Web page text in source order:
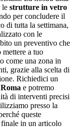
le strutture in vetro
per concludere il
di tutta la settimana,
con le
un preventivo che
a tuo
come una zona in
grazie alla scelta di
Richiedici un
e potremo
di interventi precisi
presso la
queste
in un articolo